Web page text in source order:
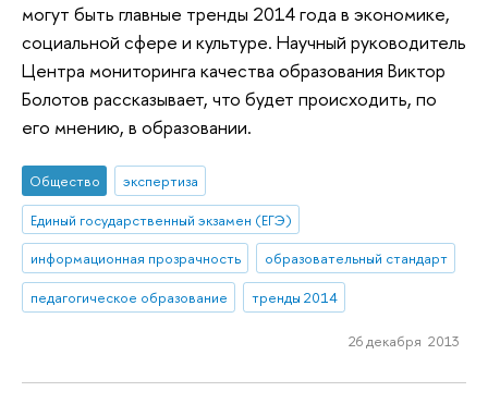
могут быть главные тренды 2014 года в экономике,
социальной сфере и культуре. Научный руководитель
Центра мониторинга качества образования Виктор
Болотов рассказывает, что будет происходить, по
его мнению, в образовании.
Общество
экспертиза
Единый государственный экзамен (ЕГЭ)
информационная прозрачность
образовательный стандарт
педагогическое образование
тренды 2014
26 декабря 2013